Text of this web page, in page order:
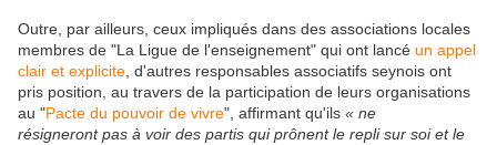
Outre, par ailleurs, ceux impliqués dans des associations locales
membres de "La Ligue de l'enseignement" qui ont lancé un appel
clair et explicite , d'autres responsables associatifs seynois ont
pris position, au travers de la participation de leurs organisations
au "Pacte du pouvoir de vivre", affirmant qu'ils « ne
résigneront pas à voir des partis qui prônent le repli sur soi et le